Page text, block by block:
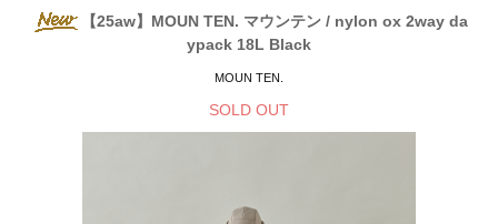
【25aw】MOUN TEN. マウンテン / nylon ox 2way da
ypack 18L Black
MOUN TEN.
SOLD OUT